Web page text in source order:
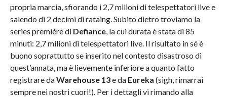
propria marcia, sfiorando i 2,7 milioni di telespettatori live e
salendo di 2 decimi di rataing. Subito dietro troviamo la
series premiére di Defiance, la cui durata è stata di 85
minuti: 2,7 milioni di telespettatori live. Il risultato in sé è
buono soprattutto se inserito nel contesto disastroso di
quest’annata, ma è lievemente inferiore a quanto fatto
registrare daWarehouse 13e da Eureka (sigh, rimarrai
sempre nei nostri cuori!). Per i dettagli vi rimando alla